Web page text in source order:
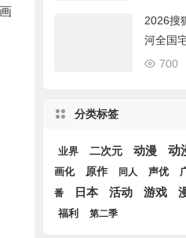
2026搜
河全国
进行中
700
分类标签
业界 二次元 动漫 动
画化
原作 同人 声优
番
日本 活动 游戏
福利 第二季